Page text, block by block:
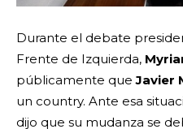
Durante el debate
Frente de Izquierda,
públicamente que Javier
un country. Ante esa
dijo que su mudanza se